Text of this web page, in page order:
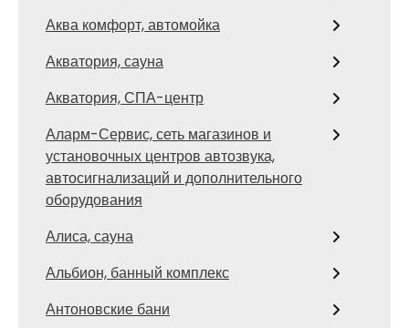
Аква комфорт, автомойка
Акватория, сауна
Акватория, СПА-центр
Аларм-Сервис, сеть магазинов и
установочных центров автозвука,
автосигнализаций и дополнительного
оборудования
Алиса, сауна
Альбион, банный комплекс
Антоновские бани